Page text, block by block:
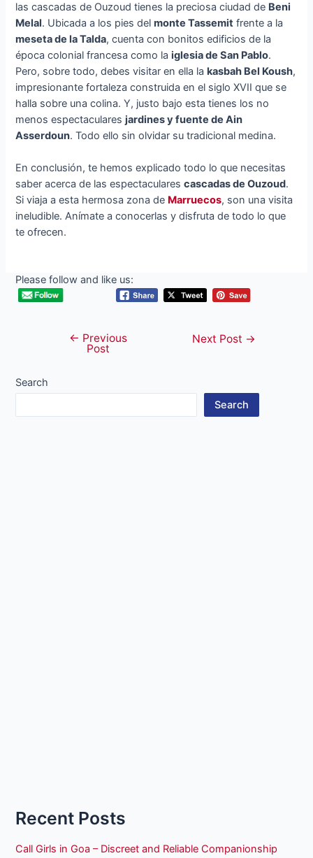
las cascadas de Ouzoud tienes la preciosa ciudad de Beni
Melal. Ubicada a los pies delmonte Tassemit frente a la
meseta de la Talda, cuenta con bonitos edificios de la
época colonial francesa como laiglesia de San Pablo.
Pero, sobre todo, debes visitar en ella lakasbah Bel Koush,
impresionante fortaleza construida en el siglo XVII que se
halla sobre una colina. Y, justo bajo esta tienes los no
menos espectacularesjardines y fuente de Ain
Asserdoun. Todo ello sin olvidar su tradicional medina.
En conclusión, te hemos explicado todo lo que necesitas
saber acerca de las espectacularescascadas de Ouzoud.
Si viaja a esta hermosa zona de Marruecos, son una visita
ineludible. Anímate a conocerlas y disfruta de todo lo que
te ofrecen.
Please follow and like us:
navigation
← Previous
Post
Next Post →
Search
Search
Recent Posts
Call Girls in Goa – Discreet and Reliable Companionship